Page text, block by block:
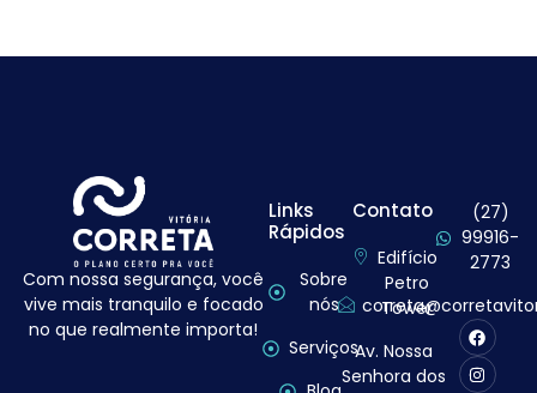
Com nossa segurança, você
vive mais tranquilo e focado
no que realmente importa!
Links
Rápidos
Sobre
nós
Serviços
Contato
Edifício
Petro
Tower
Av. Nossa
Senhora dos
(27)
99916-
2773